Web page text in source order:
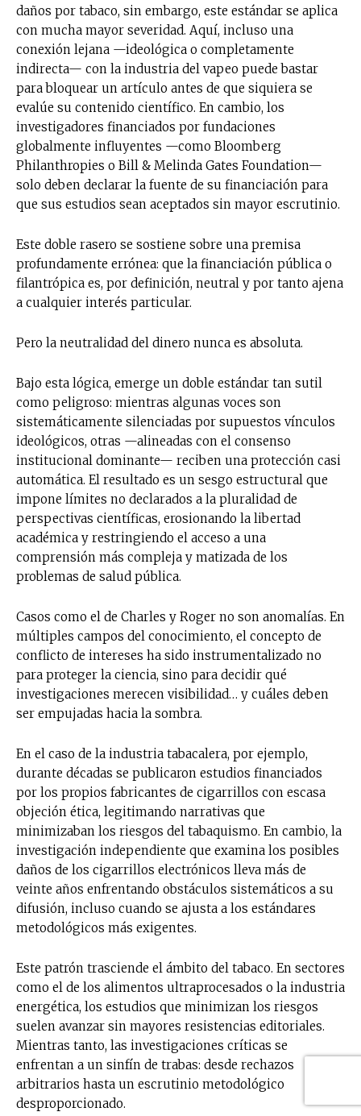
daños por tabaco, sin embargo, este estándar se aplica
con mucha mayor severidad. Aquí, incluso una
conexión lejana —ideológica o completamente
indirecta— con la industria del vapeo puede bastar
para bloquear un artículo antes de que siquiera se
evalúe su contenido científico. En cambio, los
investigadores financiados por fundaciones
globalmente influyentes —como Bloomberg
Philanthropies o Bill & Melinda Gates Foundation—
solo deben declarar la fuente de su financiación para
que sus estudios sean aceptados sin mayor escrutinio.
Este doble rasero se sostiene sobre una premisa
profundamente errónea: que la financiación pública o
filantrópica es, por definición, neutral y por tanto ajena
a cualquier interés particular.
Pero la neutralidad del dinero nunca es absoluta.
Bajo esta lógica, emerge un doble estándar tan sutil
como peligroso: mientras algunas voces son
sistemáticamente silenciadas por supuestos vínculos
ideológicos, otras —alineadas con el consenso
institucional dominante— reciben una protección casi
automática. El resultado es un sesgo estructural que
impone límites no declarados a la pluralidad de
perspectivas científicas, erosionando la libertad
académica y restringiendo el acceso a una
comprensión más compleja y matizada de los
problemas de salud pública.
Casos como el de Charles y Roger no son anomalías. En
múltiples campos del conocimiento, el concepto de
conflicto de intereses ha sido instrumentalizado no
para proteger la ciencia, sino para decidir qué
investigaciones merecen visibilidad… y cuáles deben
ser empujadas hacia la sombra.
En el caso de la industria tabacalera, por ejemplo,
durante décadas se publicaron estudios financiados
por los propios fabricantes de cigarrillos con escasa
objeción ética, legitimando narrativas que
minimizaban los riesgos del tabaquismo. En cambio, la
investigación independiente que examina los posibles
daños de los cigarrillos electrónicos lleva más de
veinte años enfrentando obstáculos sistemáticos a su
difusión, incluso cuando se ajusta a los estándares
metodológicos más exigentes.
Este patrón trasciende el ámbito del tabaco. En sectores
como el de los alimentos ultraprocesados o la industria
energética, los estudios que minimizan los riesgos
suelen avanzar sin mayores resistencias editoriales.
Mientras tanto, las investigaciones críticas se
enfrentan a un sinfín de trabas: desde rechazos
arbitrarios hasta un escrutinio metodológico
desproporcionado.